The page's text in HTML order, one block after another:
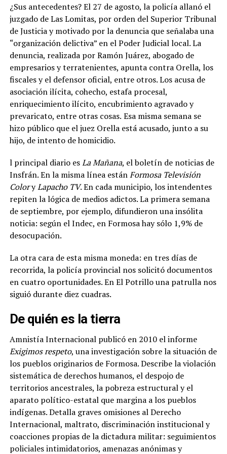
¿Sus antecedentes? El 27 de agosto, la policía allanó el
juzgado de Las Lomitas, por orden del Superior Tribunal
de Justicia y motivado por la denuncia que señalaba una
“organización delictiva” en el Poder Judicial local. La
denuncia, realizada por Ramón Juárez, abogado de
empresarios y terratenientes, apunta contra Orella, los
fiscales y el defensor oficial, entre otros. Los acusa de
asociación ilícita, cohecho, estafa procesal,
enriquecimiento ilícito, encubrimiento agravado y
prevaricato, entre otras cosas. Esa misma semana se
hizo público que el juez Orella está acusado, junto a su
hijo, de intento de homicidio.
l principal diario esLa Mañana, el boletín de noticias de
Insfrán. En la misma línea estánFormosa Televisión
ColoryLapacho TV.En cada municipio, los intendentes
repiten la lógica de medios adictos. La primera semana
de septiembre, por ejemplo, difundieron una insólita
noticia: según el Indec, en Formosa hay sólo 1,9% de
desocupación.
La otra cara de esta misma moneda: en tres días de
recorrida, la policía provincial nos solicitó documentos
en cuatro oportunidades. En El Potrillo una patrulla nos
siguió durante diez cuadras.
De quién es la tierra
Amnistía Internacional publicó en 2010 el informe
Exigimos respeto, una investigación sobre la situación de
los pueblos originarios de Formosa. Describe la violación
sistemática de derechos humanos, el despojo de
territorios ancestrales, la pobreza estructural y el
aparato político-estatal que margina a los pueblos
indígenas. Detalla graves omisiones al Derecho
Internacional, maltrato, discriminación institucional y
coacciones propias de la dictadura militar: seguimientos
policiales intimidatorios, amenazas anónimas y